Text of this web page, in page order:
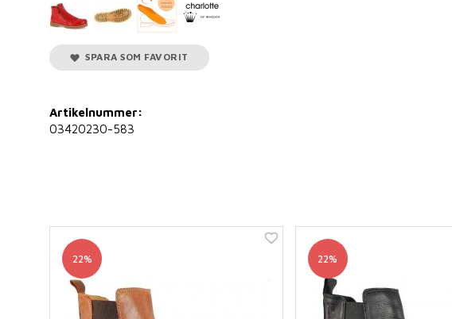
SPARA SOM FAVORIT
Artikelnummer:
03420230-583
22% 22%